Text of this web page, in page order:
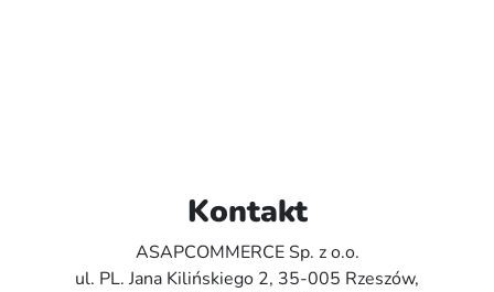
Kontakt
ASAPCOMMERCE Sp. z o.o.
ul. PL. Jana Kilińskiego 2, 35-005 Rzeszów,